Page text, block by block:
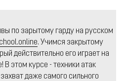
по зарытому гарду на русском
. Учимся закрытому
действительно его играет на
этом курсе - техники атак
даже самого сильного